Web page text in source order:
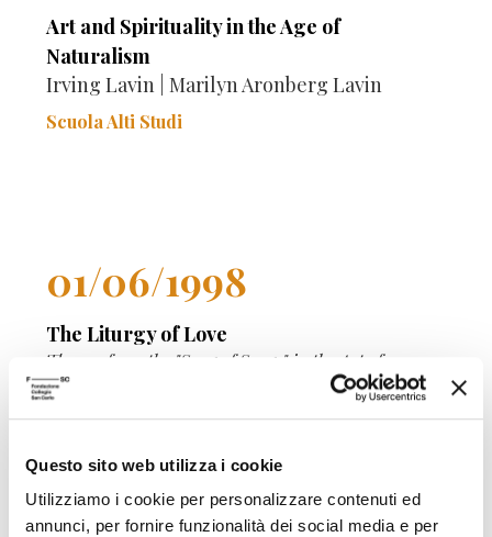
Questo sito web utilizza i cookie
Utilizziamo i cookie per personalizzare contenuti ed
annunci, per fornire funzionalità dei social media e per
Art and Spirituality in the Age of
Naturalism
Irving Lavin | Marilyn Aronberg Lavin
Scuola Alti Studi
01/06/1998
The Liturgy of Love
Themes from the "Song of Songs" in the Art of
Cimabue and Michelangelo
Irving Lavin | Marilyn Aronberg Lavin
Scuola Alti Studi